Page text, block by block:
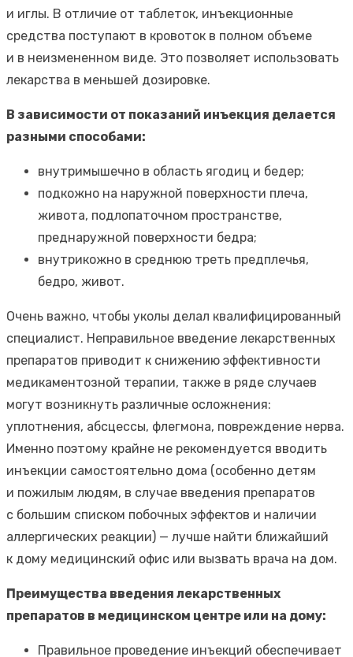
и иглы. В отличие от таблеток, инъекционные
средства поступают в кровоток в полном объеме
и в неизмененном виде. Это позволяет использовать
лекарства в меньшей дозировке.
В зависимости от показаний инъекция делается
разными способами:
внутримышечно в область ягодиц и бедер;
подкожно на наружной поверхности плеча,
живота, подлопаточном пространстве,
преднаружной поверхности бедра;
внутрикожно в среднюю треть предплечья,
бедро, живот.
Очень важно, чтобы уколы делал квалифицированный
специалист. Неправильное введение лекарственных
препаратов приводит к снижению эффективности
медикаментозной терапии, также в ряде случаев
могут возникнуть различные осложнения:
уплотнения, абсцессы, флегмона, повреждение нерва.
Именно поэтому крайне не рекомендуется вводить
инъекции самостоятельно дома (особенно детям
и пожилым людям, в случае введения препаратов
с большим списком побочных эффектов и наличии
аллергических реакции) — лучше найти ближайший
к дому медицинский офис или вызвать врача на дом.
Преимущества введения лекарственных
препаратов в медицинском центре или на дому:
Правильное проведение инъекций обеспечивает